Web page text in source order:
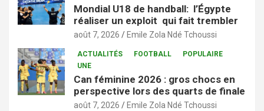
Mondial U18 de handball: l’Égypte
réaliser un exploit qui fait trembler
août 7, 2026 Emile Zola Ndé Tchoussi
ACTUALITÉS FOOTBALL
POPULAIRE
UNE
Can féminine 2026 : gros chocs en
perspective lors des quarts de finale
août 7, 2026 Emile Zola Ndé Tchoussi